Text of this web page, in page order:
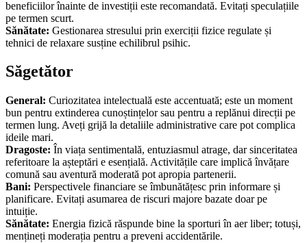
beneficiilor înainte de investiții este recomandată. Evitați speculațiile
pe termen scurt.
Sănătate: Gestionarea stresului prin exerciții fizice regulate și
tehnici de relaxare susține echilibrul psihic.
Săgetător
General: Curiozitatea intelectuală este accentuată; este un moment
bun pentru extinderea cunoștințelor sau pentru a replănui direcții pe
termen lung. Aveți grijă la detaliile administrative care pot complica
ideile mari.
Dragoste: În viața sentimentală, entuziasmul atrage, dar sinceritatea
referitoare la așteptări e esențială. Activitățile care implică învățare
comună sau aventură moderată pot apropia partenerii.
Bani: Perspectivele financiare se îmbunătățesc prin informare și
planificare. Evitați asumarea de riscuri majore bazate doar pe
intuiție.
Sănătate: Energia fizică răspunde bine la sporturi în aer liber; totuși,
mențineți moderația pentru a preveni accidentările.